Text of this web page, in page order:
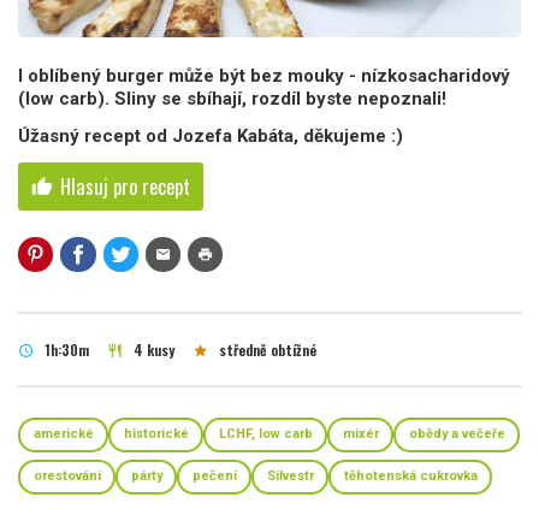
I oblíbený burger může být bez mouky - nízkosacharidový
(low carb). Sliny se sbíhají, rozdíl byste nepoznali!
Úžasný recept od Jozefa Kabáta, děkujeme :)
thumb_up Hlasuj pro recept
mail print
schedule 1h:30m restaurant 4 kusy star středně obtížné
americké historické LCHF, low carb mixér obědy a večeře
orestování párty pečení Silvestr těhotenská cukrovka